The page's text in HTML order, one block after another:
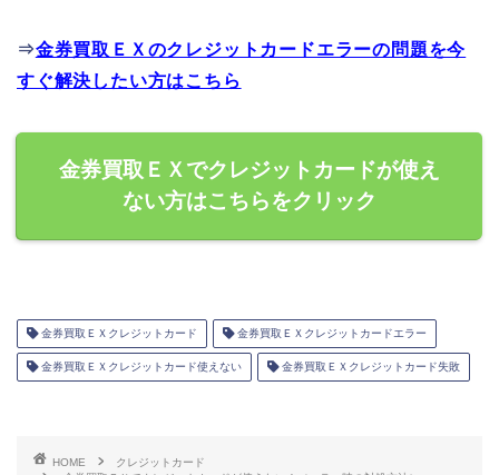
⇒金券買取ＥＸのクレジットカードエラーの問題を今
すぐ解決したい方はこちら
金券買取ＥＸでクレジットカードが使え
ない方はこちらをクリック
金券買取ＥＸクレジットカード 金券買取ＥＸクレジットカードエラー
金券買取ＥＸクレジットカード使えない 金券買取ＥＸクレジットカード失敗
HOME
クレジットカード